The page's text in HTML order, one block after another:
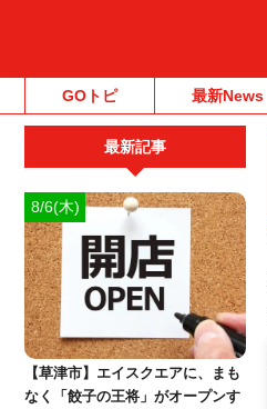
GOトピ 最新News
最新記事
8/6(木)
【草津市】エイスクエアに、まも
なく「餃子の王将」がオープンす